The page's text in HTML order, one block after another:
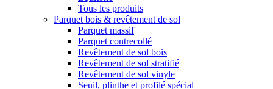
Tous les produits
Parquet bois & revêtement de sol
Parquet massif
Parquet contrecollé
Revêtement de sol bois
Revêtement de sol stratifié
Revêtement de sol vinyle
Seuil, plinthe et profilé spécial